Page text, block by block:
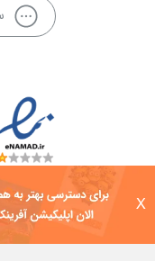
X
کلیه حقوق این سایت به